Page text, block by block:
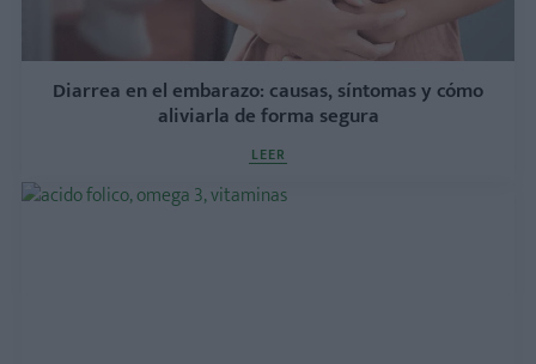
Diarrea en el embarazo: causas, síntomas y cómo
aliviarla de forma segura
LEER